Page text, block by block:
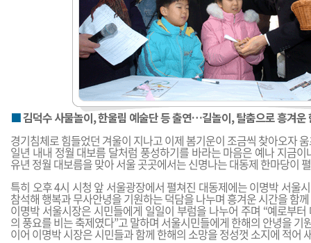
■김덕수 사물놀이, 한울림 예술단 등 출연…길놀이, 탈춤으로 흥겨운
경기침체로 힘들었던 겨울이 지나고 이제 봄기운이 조금씩 찾아오자
일년 내내 정월 대보름 달처럼 풍성하기를 바라는 마음은 예나 지금
유년 정월 대보름을 맞아 서울 곳곳에서는 신명나는 대동제 한마당이
특히 오후 4시 시청 앞 서울광장에서 펼쳐진 대동제에는 이명박 서울
참석해 행복과 무사안녕을 기원하는 덕담을 나누며 흥겨운 시간을 함
이명박 서울시장은 시민들에게 일일이 부럼을 나누어 주며 “예로부
의 풍요를 비는 축제였다”고 말하며 서울시민들에게 한해의 안녕을 기
이어 이명박 시장은 시민들과 함께 한해의 소망을 정성껏 소지에 적어